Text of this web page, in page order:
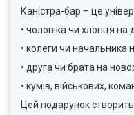
Каністра-бар – це
• чоловіка чи хлопця
• колеги чи начальника
• друга чи брата на
• кумів, військових,
Цей подарунок